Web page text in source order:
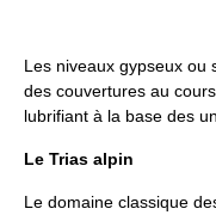
Les niveaux gypseux ou
des couvertures au
lubrifiant à la base des
Le Trias alpin
Le domaine classique